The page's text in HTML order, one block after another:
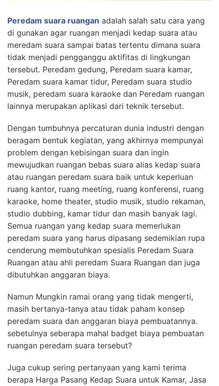
Peredam suara ruangan adalah salah satu cara yang
di gunakan agar ruangan menjadi kedap suara atau
meredam suara sampai batas tertentu dimana suara
tidak menjadi pengganggu aktifitas di lingkungan
tersebut. Peredam gedung, Peredam suara kamar,
Peredam suara kamar tidur, Peredam suara studio
musik, peredam suara karaoke dan Peredam ruangan
lainnya merupakan aplikasi dari teknik tersebut.
Dengan tumbuhnya percaturan dunia industri dengan
beragam bentuk kegiatan, yang akhirnya mempunyai
problem dengan kebisingan suara dan ingin
mewujudkan ruangan bebas suara alias kedap suara
atau ruangan peredam suara baik untuk keperluan
ruang kantor, ruang meeting, ruang konferensi, ruang
karaoke, home theater, studio musik, studio rekaman,
studio dubbing, kamar tidur dan masih banyak lagi.
Semua ruangan yang kedap suara memerlukan
peredam suara yang harus dipasang sedemikian rupa
cenderung membutuhkan spesialis Peredam Suara
Ruangan atau ahli peredam Suara Ruangan dan juga
dibutuhkan anggaran biaya.
Namun Mungkin ramai orang yang tidak mengerti,
masih bertanya-tanya atau tidak paham konsep
peredam suara dan anggaran biaya pembuatannya.
sebetulnya seberapa mahal badget biaya pembuatan
ruangan peredam suara tersebut?
Juga cukup sering pertanyaan yang kami terima
berapa Harga Pasang Kedap Suara untuk Kamar, Jasa